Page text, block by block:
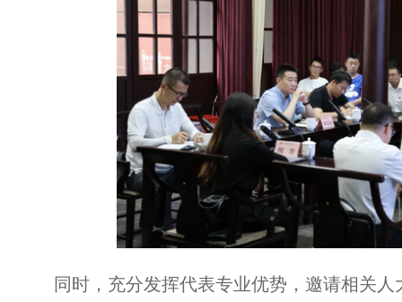
同时，充分发挥代表专业优势，邀请相关人